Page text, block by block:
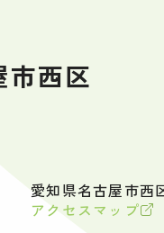
西区
愛知県名古屋市西
アクセスマップ